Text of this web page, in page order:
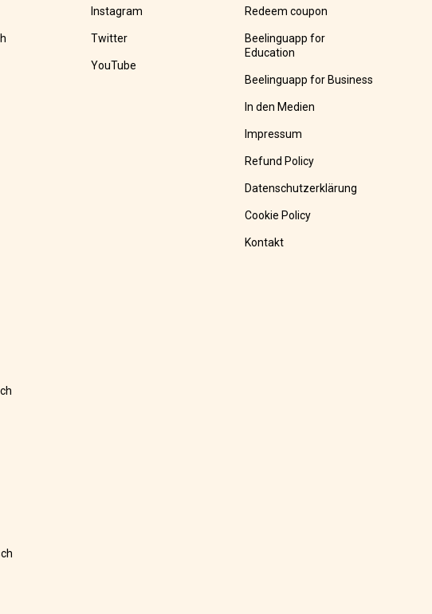
Instagram
Twitter
YouTube
Redeem coupon
Beelinguapp for
Education
Beelinguapp for Business
In den Medien
Impressum
Refund Policy
Datenschutzerklärung
Cookie Policy
Kontakt